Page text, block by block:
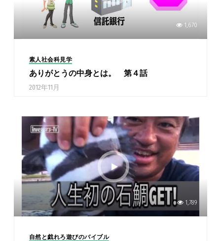
1,670
素人社会科見学
ありがとうの中身とは。 第４話
2012年11月
1,789
自然と戯れろ遊びのバイブル